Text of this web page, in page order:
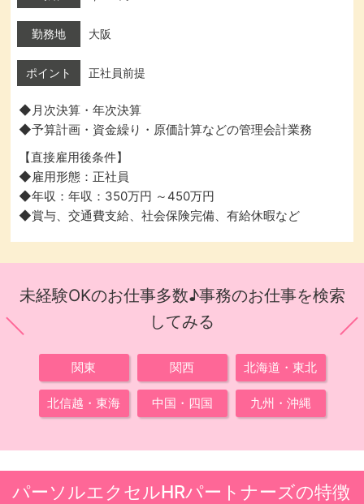
勤務地 大阪
ポイント 正社員前提
◆月次決算・年次決算
◆予算計画・資金繰り・原価計算などの管理会計業務
【直接雇用後条件】
◆雇用形態：正社員
◆年収：年収：350万円 ～450万円
◆賞与、交通費支給、社会保険完備、有給休暇など
未経験OKのお仕事多数♪事務のお仕事を検索
してみる
関東 関西 北海道・東北
北信越・東海 中国・四国 九州・沖縄
パーソルエクセルHRパートナーズの特徴